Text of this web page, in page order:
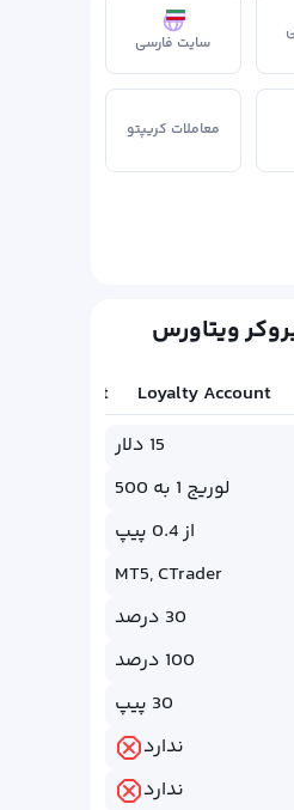
سایت فارسی
معاملات کریپتو
ویتاورس
Loyalty Account
VIP Account
15 دلار
لوریج 1 به 500
از 0.4 پیپ
MT5, CTrader
30 درصد
100 درصد
30 پیپ
ندارد
ندارد